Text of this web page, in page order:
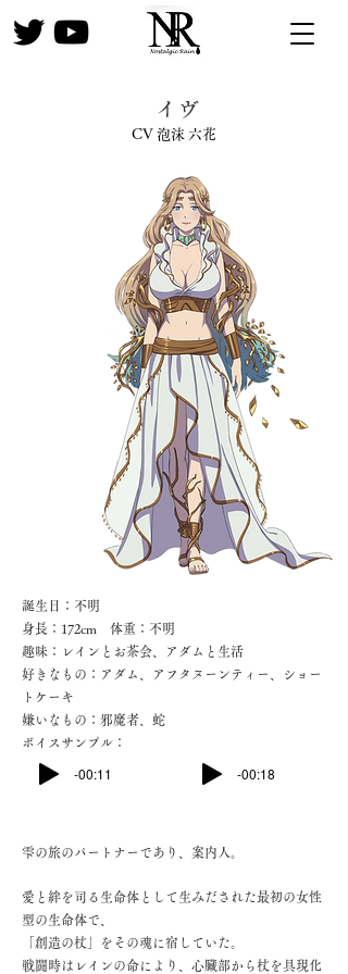
イヴ
CV 泡沫 六花
誕生日：不明
身長：172cm 体重：不明
趣味：レインとお茶会、アダムと生活
好きなもの：アダム、アフタヌーンティー、ショー
トケーキ
嫌いなもの：邪魔者、蛇
ボイスサンプル：
雫の旅のパートナーであり、案内人。
愛と絆を司る生命体として生みだされた最初の女性
型の生命体で、
「創造の杖」をその魂に宿していた。
戦闘時はレインの命により、心臓部から杖を具現化
-00:11 -00:18